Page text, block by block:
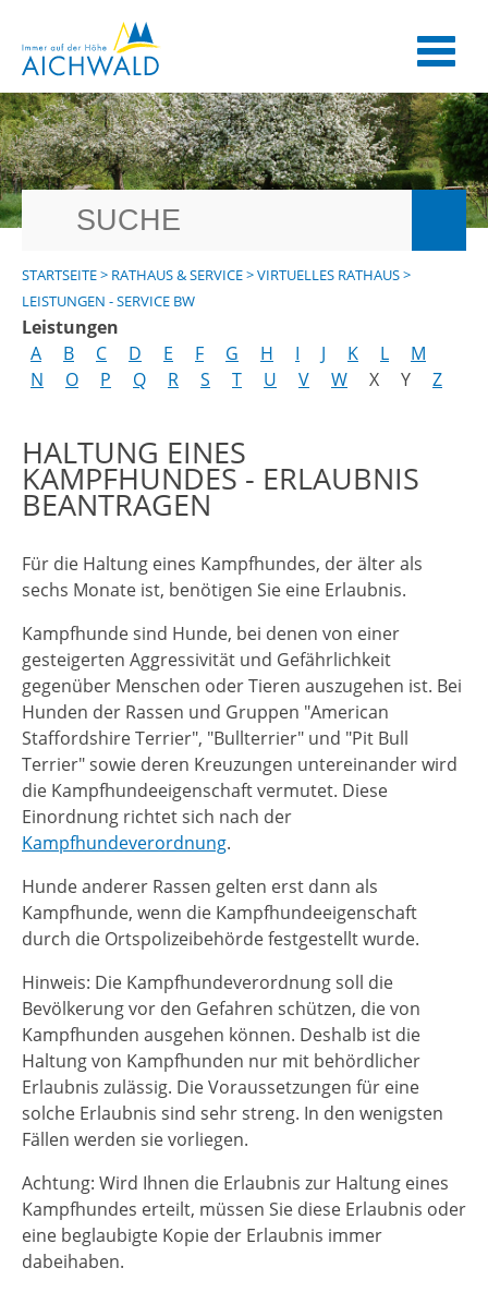
STARTSEITE> RATHAUS & SERVICE>VIRTUELLES RATHAUS>
LEISTUNGEN - SERVICE BW
Leistungen
A
B C D E F G H I J K L
M
N
O P Q R S T U V W X Y Z
HALTUNG EINES
KAMPFHUNDES - ERLAUBNIS
BEANTRAGEN
Für die Haltung eines Kampfhundes, der älter als
sechs Monate ist, benötigen Sie eine Erlaubnis.
Kampfhunde sind Hunde, bei denen von einer
gesteigerten Aggressivität und Gefährlichkeit
gegenüber Menschen oder Tieren auszugehen ist. Bei
Hunden der Rassen und Gruppen "American
Staffordshire Terrier", "Bullterrier" und "Pit Bull
Terrier" sowie deren Kreuzungen untereinander wird
die Kampfhundeeigenschaft vermutet. Diese
Einordnung richtet sich nach der
Kampfhundeverordnung.
Hunde anderer Rassen gelten erst dann als
Kampfhunde, wenn die Kampfhundeeigenschaft
durch die Ortspolizeibehörde festgestellt wurde.
Hinweis: Die Kampfhundeverordnung soll die
Bevölkerung vor den Gefahren schützen, die von
Kampfhunden ausgehen können. Deshalb ist die
Haltung von Kampfhunden nur mit behördlicher
Erlaubnis zulässig. Die Voraussetzungen für eine
solche Erlaubnis sind sehr streng. In den wenigsten
Fällen werden sie vorliegen.
Achtung: Wird Ihnen die Erlaubnis zur Haltung eines
Kampfhundes erteilt, müssen Sie diese Erlaubnis oder
eine beglaubigte Kopie der Erlaubnis immer
dabeihaben.